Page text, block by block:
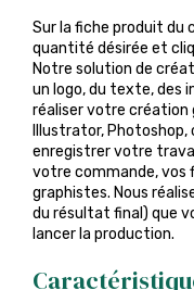
Sur la fiche produit du
quantité désirée et
Notre solution de
un logo, du texte, des
réaliser votre création
Illustrator,
enregistrer votre
votre commande, vos
graphistes. Nous
du résultat final) que
lancer la production.